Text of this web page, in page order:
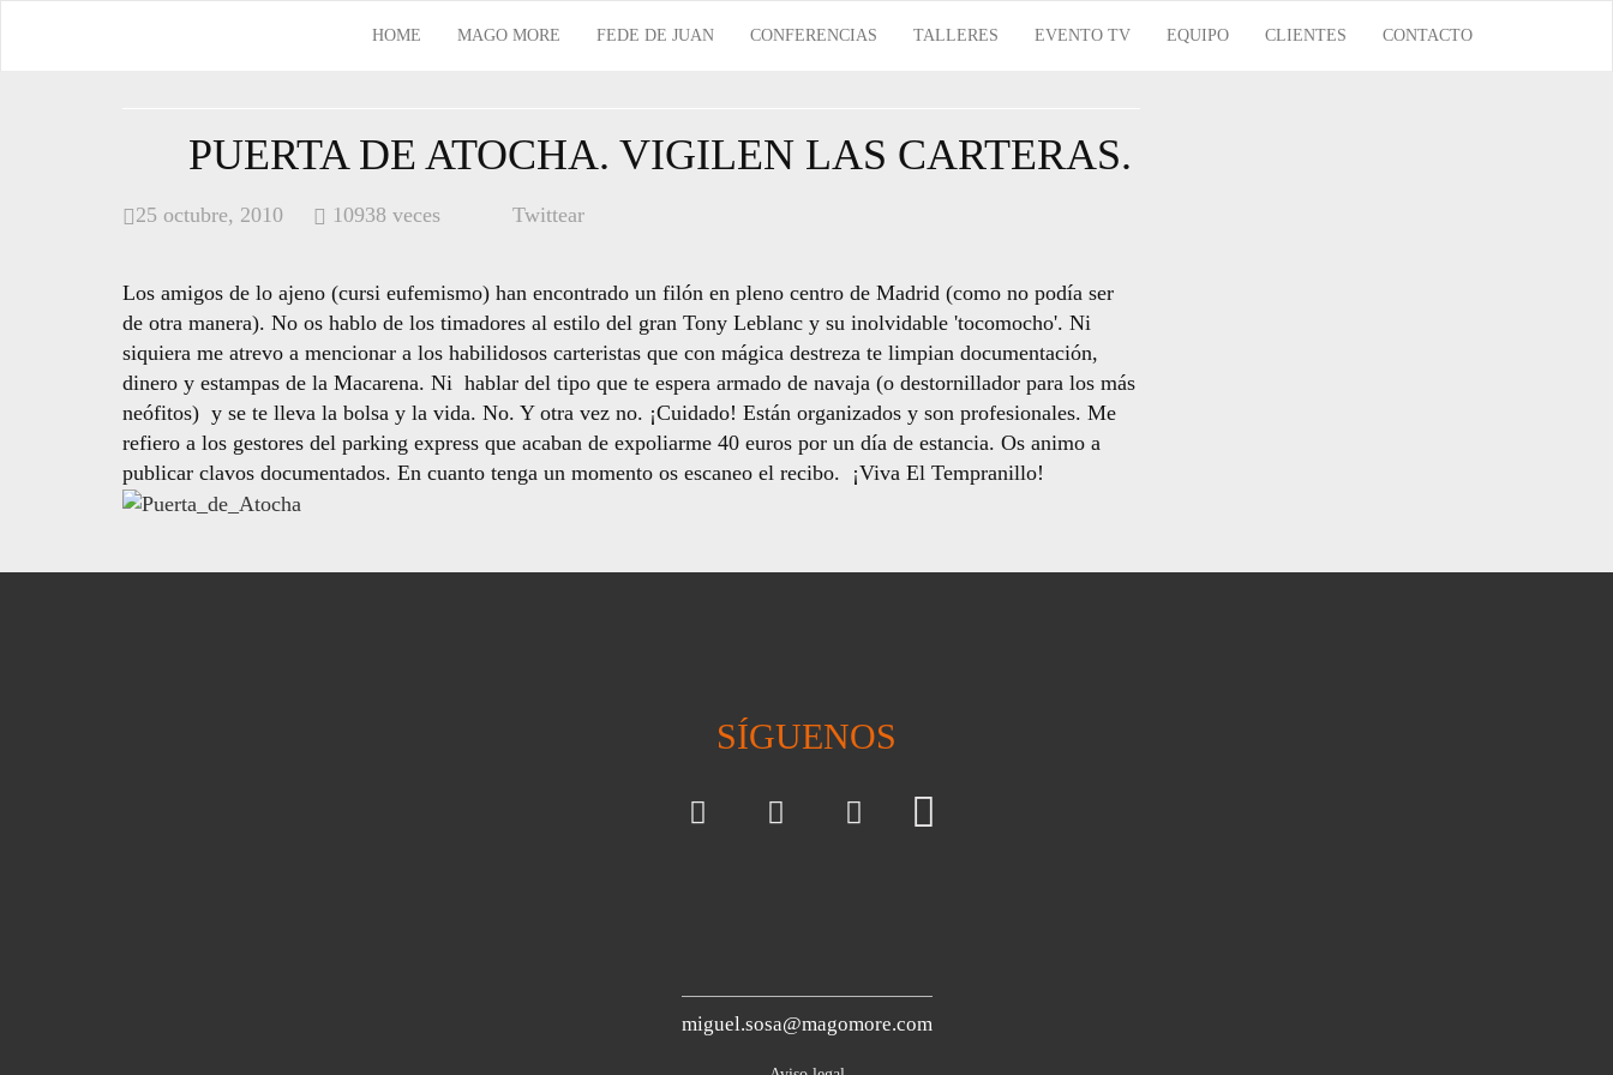
HOME MAGO MORE FEDE DE JUAN CONFERENCIAS TALLERES EVENTO TV EQUIPO CLIENTES CONTACTO
PUERTA DE ATOCHA. VIGILEN LAS CARTERAS.
25 octubre, 2010 10938 veces Twittear
Los amigos de lo ajeno (cursi eufemismo) han encontrado un filón en pleno centro de Madrid (como no podía ser
de otra manera). No os hablo de los timadores al estilo del gran Tony Leblanc y su inolvidable 'tocomocho'. Ni
siquiera me atrevo a mencionar a los habilidosos carteristas que con mágica destreza te limpian documentación,
dinero y estampas de la Macarena. Ni hablar del tipo que te espera armado de navaja (o destornillador para los más
neófitos) y se te lleva la bolsa y la vida. No. Y otra vez no. ¡Cuidado! Están organizados y son profesionales. Me
refiero a los gestores del parking express que acaban de expoliarme 40 euros por un día de estancia. Os animo a
publicar clavos documentados. En cuanto tenga un momento os escaneo el recibo. ¡Viva El Tempranillo!
SÍGUENOS
miguel.sosa@magomore.com